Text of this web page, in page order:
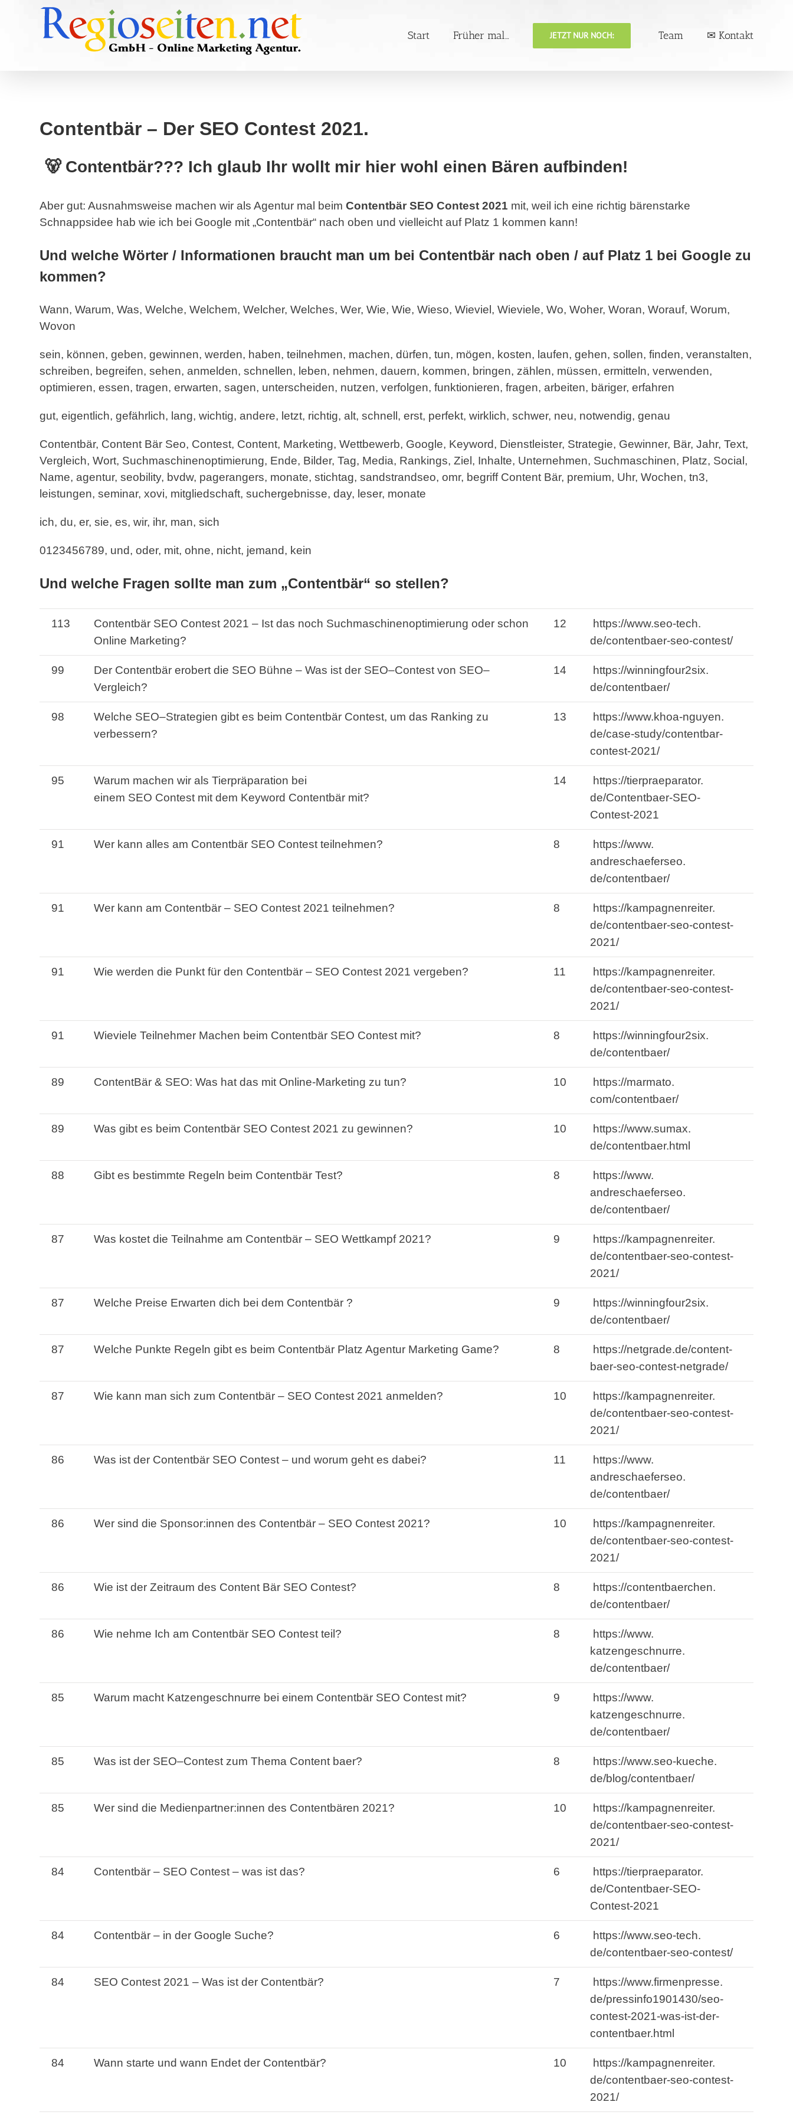
Start Früher mal… JETZT NUR NOCH: Team ✉ Kontakt
Contentbär – Der SEO Contest 2021.
🐻 Contentbär??? Ich glaub Ihr wollt mir hier wohl einen Bären aufbinden!
Aber gut: Ausnahmsweise machen wir als Agentur mal beim Contentbär SEO Contest 2021 mit, weil ich eine richtig bärenstarke
Schnappsidee hab wie ich bei Google mit „Contentbär“ nach oben und vielleicht auf Platz 1 kommen kann!
Und welche Wörter / Informationen braucht man um bei Contentbär nach oben / auf Platz 1 bei Google zu
kommen?
Wann, Warum, Was, Welche, Welchem, Welcher, Welches, Wer, Wie, Wie, Wieso, Wieviel, Wieviele, Wo, Woher, Woran, Worauf, Worum,
Wovon
sein, können, geben, gewinnen, werden, haben, teilnehmen, machen, dürfen, tun, mögen, kosten, laufen, gehen, sollen, finden, veranstalten,
schreiben, begreifen, sehen, anmelden, schnellen, leben, nehmen, dauern, kommen, bringen, zählen, müssen, ermitteln, verwenden,
optimieren, essen, tragen, erwarten, sagen, unterscheiden, nutzen, verfolgen, funktionieren, fragen, arbeiten, bäriger, erfahren
gut, eigentlich, gefährlich, lang, wichtig, andere, letzt, richtig, alt, schnell, erst, perfekt, wirklich, schwer, neu, notwendig, genau
Contentbär, Content Bär Seo, Contest, Content, Marketing, Wettbewerb, Google, Keyword, Dienstleister, Strategie, Gewinner, Bär, Jahr, Text,
Vergleich, Wort, Suchmaschinenoptimierung, Ende, Bilder, Tag, Media, Rankings, Ziel, Inhalte, Unternehmen, Suchmaschinen, Platz, Social,
Name, agentur, seobility, bvdw, pagerangers, monate, stichtag, sandstrandseo, omr, begriff Content Bär, premium, Uhr, Wochen, tn3,
leistungen, seminar, xovi, mitgliedschaft, suchergebnisse, day, leser, monate
ich, du, er, sie, es, wir, ihr, man, sich
0123456789, und, oder, mit, ohne, nicht, jemand, kein
Und welche Fragen sollte man zum „Contentbär“ so stellen?
113 Contentbär SEO Contest 2021 – Ist das noch Suchmaschinenoptimierung oder schon
Online Marketing?
12 https://www.seo-tech.
de/contentbaer-seo-contest/
99 Der Contentbär erobert die SEO Bühne – Was ist der SEO–Contest von SEO–
Vergleich?
14
https://winningfour2six.
de/contentbaer/
98 Welche SEO–Strategien gibt es beim Contentbär Contest, um das Ranking zu
verbessern?
13 https://www.khoa-nguyen.
de/case-study/contentbar-
contest-2021/
95 Warum machen wir als Tierpräparation bei
einem SEO Contest mit dem Keyword Contentbär mit?
14
https://tierpraeparator.
de/Contentbaer-SEO-
Contest-2021
91 Wer kann alles am Contentbär SEO Contest teilnehmen? 8
https://www.
andreschaeferseo.
de/contentbaer/
91 Wer kann am Contentbär – SEO Contest 2021 teilnehmen? 8
https://kampagnenreiter.
de/contentbaer-seo-contest-
2021/
91 Wie werden die Punkt für den Contentbär – SEO Contest 2021 vergeben? 11
https://kampagnenreiter.
de/contentbaer-seo-contest-
2021/
91 Wieviele Teilnehmer Machen beim Contentbär SEO Contest mit? 8
https://winningfour2six.
de/contentbaer/
89 ContentBär & SEO: Was hat das mit Online-Marketing zu tun? 10
https://marmato.
com/contentbaer/
89 Was gibt es beim Contentbär SEO Contest 2021 zu gewinnen? 10 https://www.sumax.
de/contentbaer.html
88 Gibt es bestimmte Regeln beim Contentbär Test? 8
https://www.
andreschaeferseo.
de/contentbaer/
87 Was kostet die Teilnahme am Contentbär – SEO Wettkampf 2021? 9
https://kampagnenreiter.
de/contentbaer-seo-contest-
2021/
87 Welche Preise Erwarten dich bei dem Contentbär ? 9
https://winningfour2six.
de/contentbaer/
87 Welche Punkte Regeln gibt es beim Contentbär Platz Agentur Marketing Game? 8 https://netgrade.de/content-
baer-seo-contest-netgrade/
87 Wie kann man sich zum Contentbär – SEO Contest 2021 anmelden? 10
https://kampagnenreiter.
de/contentbaer-seo-contest-
2021/
86 Was ist der Contentbär SEO Contest – und worum geht es dabei? 11
https://www.
andreschaeferseo.
de/contentbaer/
86 Wer sind die Sponsor:innen des Contentbär – SEO Contest 2021? 10
https://kampagnenreiter.
de/contentbaer-seo-contest-
2021/
86 Wie ist der Zeitraum des Content Bär SEO Contest? 8
https://contentbaerchen.
de/contentbaer/
86 Wie nehme Ich am Contentbär SEO Contest teil? 8
https://www.
katzengeschnurre.
de/contentbaer/
85 Warum macht Katzengeschnurre bei einem Contentbär SEO Contest mit? 9
https://www.
katzengeschnurre.
de/contentbaer/
85 Was ist der SEO–Contest zum Thema Content baer? 8 https://www.seo-kueche.
de/blog/contentbaer/
85 Wer sind die Medienpartner:innen des Contentbären 2021? 10
https://kampagnenreiter.
de/contentbaer-seo-contest-
2021/
84 Contentbär – SEO Contest – was ist das? 6
https://tierpraeparator.
de/Contentbaer-SEO-
Contest-2021
84 Contentbär – in der Google Suche? 6 https://www.seo-tech.
de/contentbaer-seo-contest/
84 SEO Contest 2021 – Was ist der Contentbär? 7 https://www.firmenpresse.
de/pressinfo1901430/seo-
contest-2021-was-ist-der-
contentbaer.html
84 Wann starte und wann Endet der Contentbär? 10
https://kampagnenreiter.
de/contentbaer-seo-contest-
2021/